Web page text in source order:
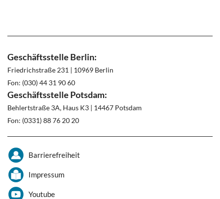
Geschäftsstelle Berlin:
Friedrichstraße 231 | 10969 Berlin
Fon: (030) 44 31 90 60
Geschäftsstelle Potsdam:
Behlertstraße 3A, Haus K3 | 14467 Potsdam
Fon: (0331) 88 76 20 20
Barrierefreiheit
Impressum
Youtube